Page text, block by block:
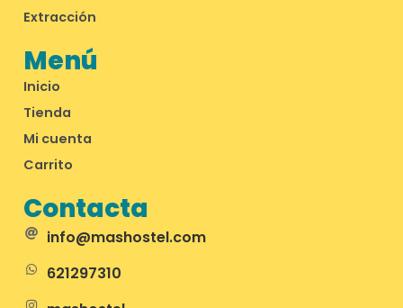
Menú
Inicio
Tienda
Mi cuenta
Carrito
Extracción
Contacta
info@mashostel.com
621297310